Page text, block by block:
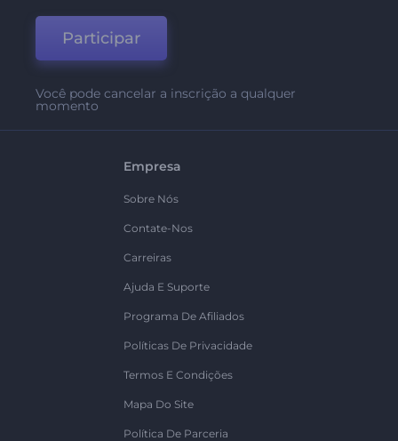
Participar
Você pode cancelar a inscrição a qualquer
momento
Empresa
Sobre Nós
Contate-Nos
Carreiras
Ajuda E Suporte
Programa De Afiliados
Políticas De Privacidade
Termos E Condições
Mapa Do Site
Política De Parceria